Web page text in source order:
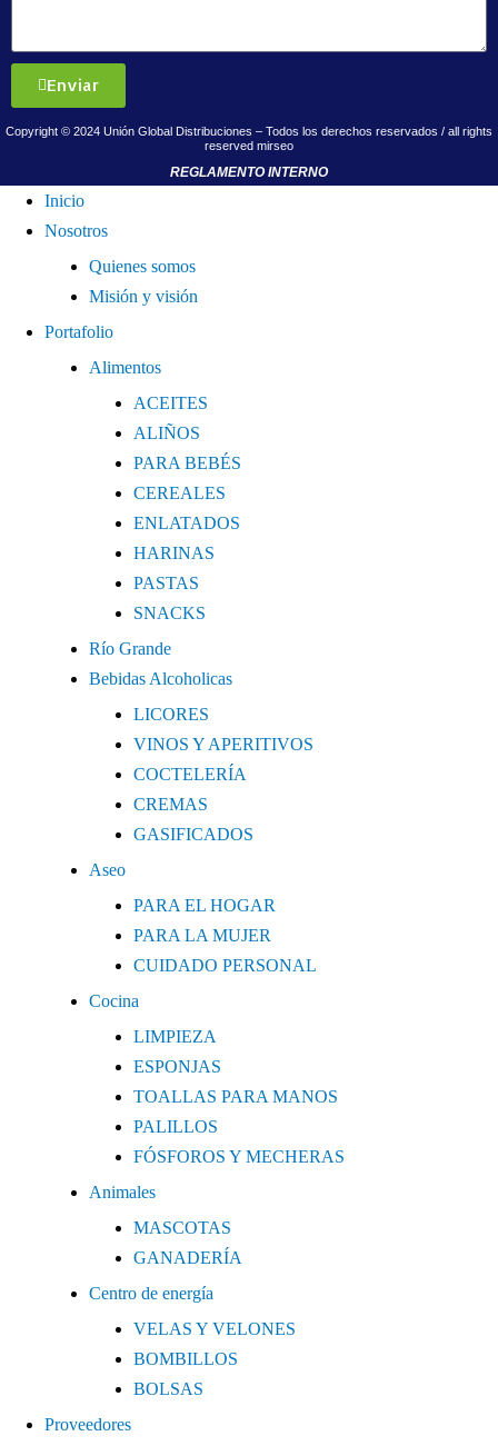
Enviar
Copyright © 2024 Unión Global Distribuciones – Todos los derechos reservados / all rights
reserved mirseo
REGLAMENTO INTERNO
Inicio
Nosotros
Quienes somos
Misión y visión
Portafolio
Alimentos
ACEITES
ALIÑOS
PARA BEBÉS
CEREALES
ENLATADOS
HARINAS
PASTAS
SNACKS
Río Grande
Bebidas Alcoholicas
LICORES
VINOS Y APERITIVOS
COCTELERÍA
CREMAS
GASIFICADOS
Aseo
PARA EL HOGAR
PARA LA MUJER
CUIDADO PERSONAL
Cocina
LIMPIEZA
ESPONJAS
TOALLAS PARA MANOS
PALILLOS
FÓSFOROS Y MECHERAS
Animales
MASCOTAS
GANADERÍA
Centro de energía
VELAS Y VELONES
BOMBILLOS
BOLSAS
Proveedores